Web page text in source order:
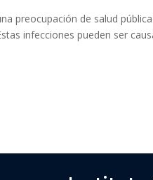
preocupación de salud pública
infecciones pueden ser